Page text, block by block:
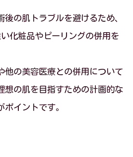
の肌トラブルを避けるため、
化粧品やピーリングの併用を
他の美容医療との併用について
想の肌を目指すための計画的な
ポイントです。